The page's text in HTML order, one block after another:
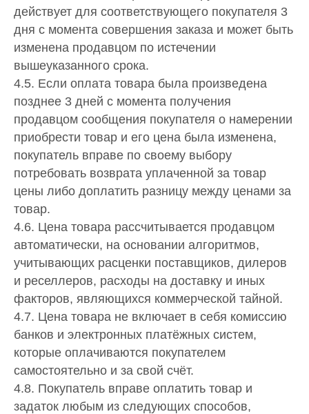
действует для соответствующего покупателя 3
дня с момента совершения заказа и может быть
изменена продавцом по истечении
вышеуказанного срока.
4.5. Если оплата товара была произведена
позднее 3 дней с момента получения
продавцом сообщения покупателя о намерении
приобрести товар и его цена была изменена,
покупатель вправе по своему выбору
потребовать возврата уплаченной за товар
цены либо доплатить разницу между ценами за
товар.
4.6. Цена товара рассчитывается продавцом
автоматически, на основании алгоритмов,
учитывающих расценки поставщиков, дилеров
и реселлеров, расходы на доставку и иных
факторов, являющихся коммерческой тайной.
4.7. Цена товара не включает в себя комиссию
банков и электронных платёжных систем,
которые оплачиваются покупателем
самостоятельно и за свой счёт.
4.8. Покупатель вправе оплатить товар и
задаток любым из следующих способов,